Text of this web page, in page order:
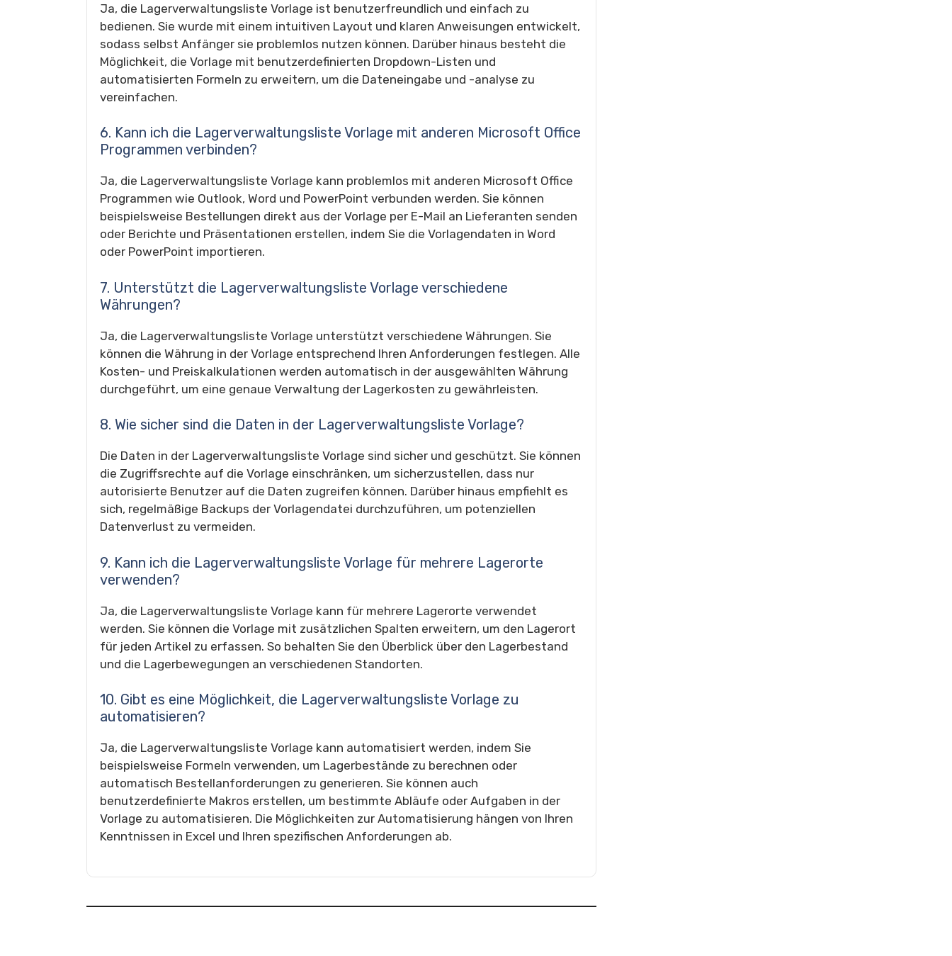
Ja, die Lagerverwaltungsliste Vorlage ist benutzerfreundlich und einfach zu
bedienen. Sie wurde mit einem intuitiven Layout und klaren Anweisungen entwickelt,
sodass selbst Anfänger sie problemlos nutzen können. Darüber hinaus besteht die
Möglichkeit, die Vorlage mit benutzerdefinierten Dropdown-Listen und
automatisierten Formeln zu erweitern, um die Dateneingabe und -analyse zu
vereinfachen.
6. Kann ich die Lagerverwaltungsliste Vorlage mit anderen Microsoft Office
Programmen verbinden?
Ja, die Lagerverwaltungsliste Vorlage kann problemlos mit anderen Microsoft Office
Programmen wie Outlook, Word und PowerPoint verbunden werden. Sie können
beispielsweise Bestellungen direkt aus der Vorlage per E-Mail an Lieferanten senden
oder Berichte und Präsentationen erstellen, indem Sie die Vorlagendaten in Word
oder PowerPoint importieren.
7. Unterstützt die Lagerverwaltungsliste Vorlage verschiedene
Währungen?
Ja, die Lagerverwaltungsliste Vorlage unterstützt verschiedene Währungen. Sie
können die Währung in der Vorlage entsprechend Ihren Anforderungen festlegen. Alle
Kosten- und Preiskalkulationen werden automatisch in der ausgewählten Währung
durchgeführt, um eine genaue Verwaltung der Lagerkosten zu gewährleisten.
8. Wie sicher sind die Daten in der Lagerverwaltungsliste Vorlage?
Die Daten in der Lagerverwaltungsliste Vorlage sind sicher und geschützt. Sie können
die Zugriffsrechte auf die Vorlage einschränken, um sicherzustellen, dass nur
autorisierte Benutzer auf die Daten zugreifen können. Darüber hinaus empfiehlt es
sich, regelmäßige Backups der Vorlagendatei durchzuführen, um potenziellen
Datenverlust zu vermeiden.
9. Kann ich die Lagerverwaltungsliste Vorlage für mehrere Lagerorte
verwenden?
Ja, die Lagerverwaltungsliste Vorlage kann für mehrere Lagerorte verwendet
werden. Sie können die Vorlage mit zusätzlichen Spalten erweitern, um den Lagerort
für jeden Artikel zu erfassen. So behalten Sie den Überblick über den Lagerbestand
und die Lagerbewegungen an verschiedenen Standorten.
10. Gibt es eine Möglichkeit, die Lagerverwaltungsliste Vorlage zu
automatisieren?
Ja, die Lagerverwaltungsliste Vorlage kann automatisiert werden, indem Sie
beispielsweise Formeln verwenden, um Lagerbestände zu berechnen oder
automatisch Bestellanforderungen zu generieren. Sie können auch
benutzerdefinierte Makros erstellen, um bestimmte Abläufe oder Aufgaben in der
Vorlage zu automatisieren. Die Möglichkeiten zur Automatisierung hängen von Ihren
Kenntnissen in Excel und Ihren spezifischen Anforderungen ab.